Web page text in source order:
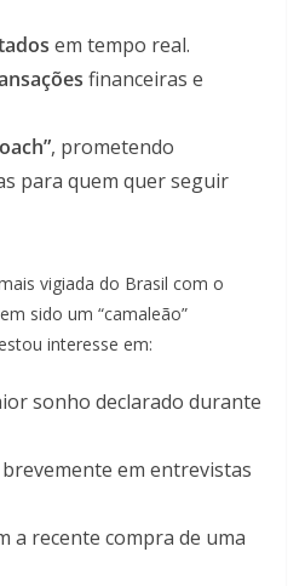
em tempo real.
financeiras e
, prometendo
para quem quer seguir
vigiada do Brasil com o
sido um “camaleão”
interesse em:
sonho declarado durante
em entrevistas
a recente compra de uma